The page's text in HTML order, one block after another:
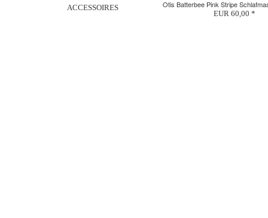
ACCESSOIRES
Otis Batterbee Pink Stripe
EUR 60,00 *